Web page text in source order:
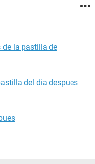
de la pastilla de
del dia despues